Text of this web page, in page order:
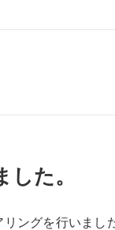
た。
ングを行いまし